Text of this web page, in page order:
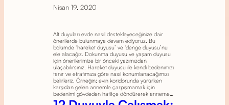
Nisan 19, 2020
Alt duyuları evde nasıl destekleyeceğinize dair
önerilerde bulunmaya devam ediyoruz. Bu
bölümde ‘hareket duyusu’ ve ‘denge duyusu’nu
ele alacağız. Dokunma duyusu ve yaşam duyusu
için önerilerimize bir önceki yazımızdan
ulaşabilirsiniz. Hareket duyusu ile kendi bedenimizi
tanır ve etrafımıza göre nasıl konumlanacağımızı
belirleriz. Örneğin; evin koridorunda yürürken
karşıdan gelen annemle çarpışmamak için
bedenimi gövdeden hafifçe döndürerek anneme…